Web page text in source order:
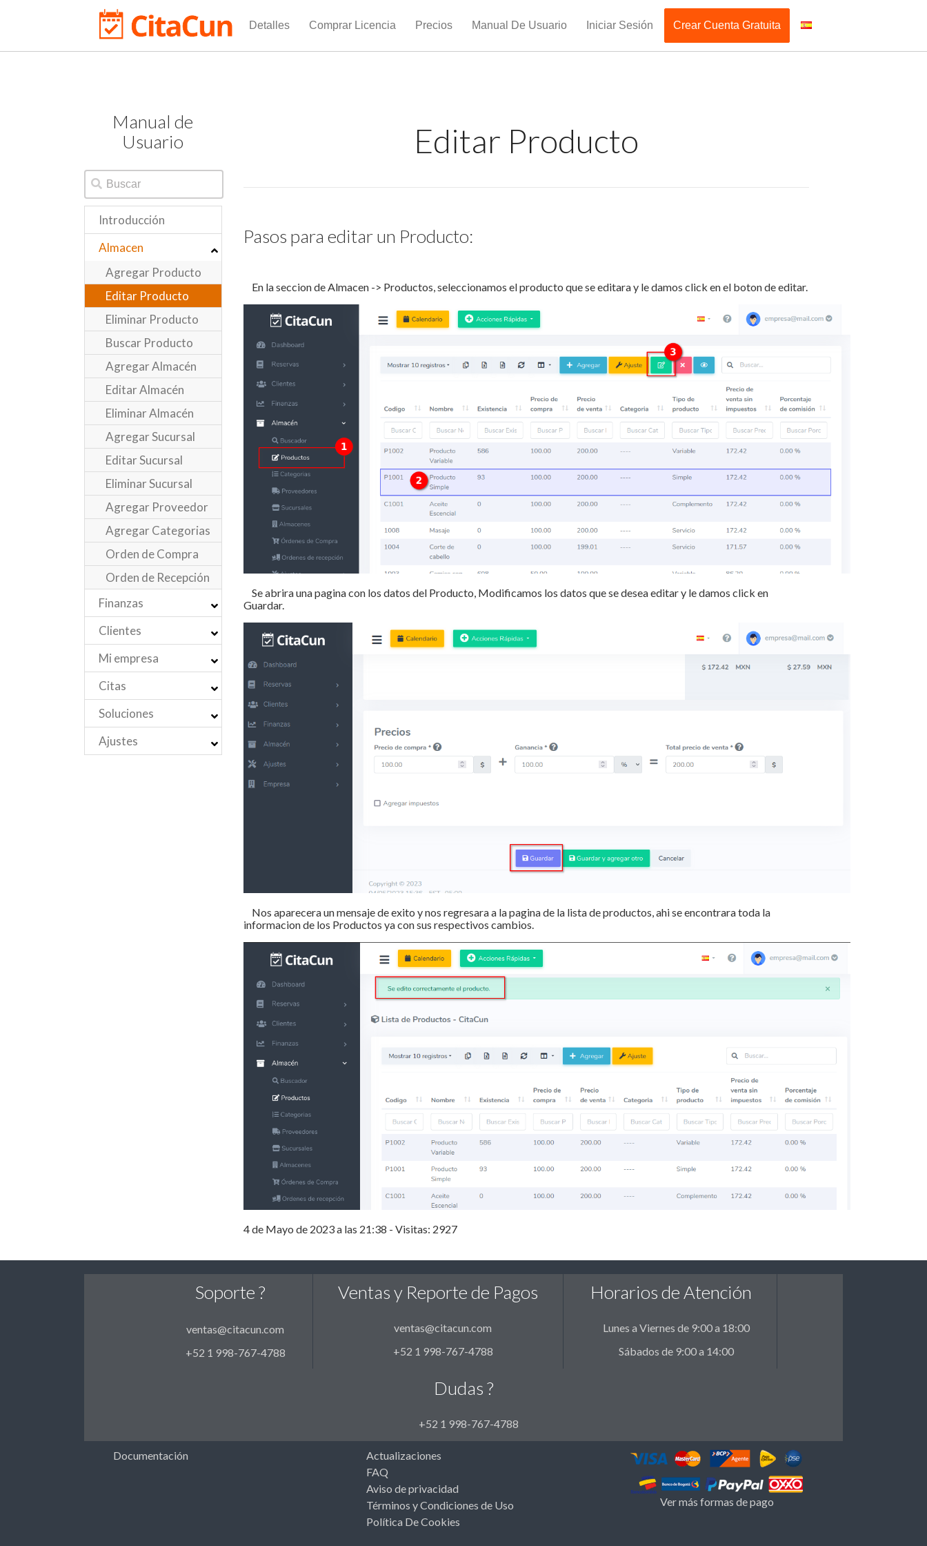
Detalles Comprar Licencia Precios Manual De Usuario Iniciar Sesión Crear Cuenta Gratuita
Manual de
Usuario
Introducción
Almacen
Agregar Producto
Editar Producto
Eliminar Producto
Buscar Producto
Agregar Almacén
Editar Almacén
Eliminar Almacén
Agregar Sucursal
Editar Sucursal
Eliminar Sucursal
Agregar Proveedor
Agregar Categorias
Orden de Compra
Orden de Recepción
Finanzas
Clientes
Mi empresa
Citas
Soluciones
Ajustes
Editar Producto
Pasos para editar un Producto:
En la seccion de Almacen -> Productos, seleccionamos el producto que se editara y le damos click en el boton de editar.
Se abrira una pagina con los datos del Producto, Modificamos los datos que se desea editar y le damos click en
Guardar.
Nos aparecera un mensaje de exito y nos regresara a la pagina de la lista de productos, ahi se encontrara toda la
informacion de los Productos ya con sus respectivos cambios.
4 de Mayo de 2023 a las 21:38 - Visitas: 2927
Soporte ?
ventas@citacun.com
+52 1 998-767-4788
Ventas y Reporte de Pagos
ventas@citacun.com
+52 1 998-767-4788
Horarios de Atención
Lunes a Viernes de 9:00 a 18:00
Sábados de 9:00 a 14:00
Dudas ?
+52 1 998-767-4788
Documentación
Actualizaciones
FAQ
Aviso de privacidad
Términos y Condiciones de Uso
Política De Cookies
Ver más formas de pago